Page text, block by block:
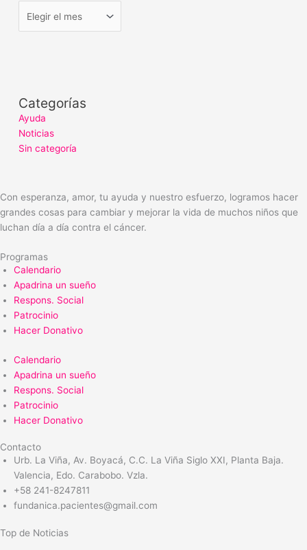
Categorías
Ayuda
Noticias
Sin categoría
Con esperanza, amor, tu ayuda y nuestro esfuerzo, logramos hacer
grandes cosas para cambiar y mejorar la vida de muchos niños que
luchan día a día contra el cáncer.
Programas
Calendario
Apadrina un sueño
Respons. Social
Patrocinio
Hacer Donativo
Calendario
Apadrina un sueño
Respons. Social
Patrocinio
Hacer Donativo
Contacto
Urb. La Viña, Av. Boyacá, C.C. La Viña Siglo XXI, Planta Baja.
Valencia, Edo. Carabobo. Vzla.
+58 241-8247811
fundanica.pacientes@gmail.com
Top de Noticias